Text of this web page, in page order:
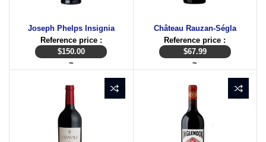
Joseph Phelps Insignia
Reference price :
$150.00
~
Château Rauzan-Ségla
Reference price :
$67.99
~